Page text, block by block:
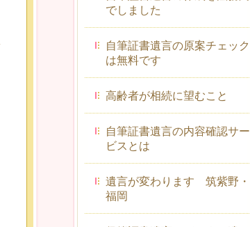
でしました
自筆証書遺言の原案チェック
は無料です
高齢者が相続に望むこと
自筆証書遺言の内容確認サー
ビスとは
遺言が変わります 筑紫野・
福岡